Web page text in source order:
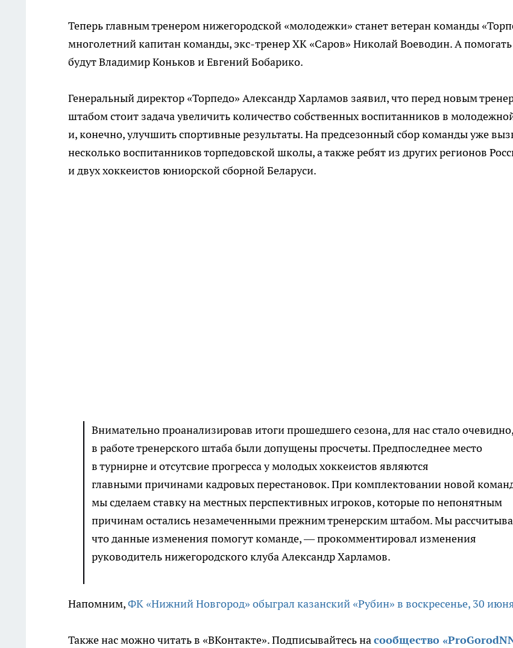
Теперь главным тренером нижегородской «молодежки» станет ветеран команды
многолетний капитан команды, экс-тренер ХК «Саров» Николай Воеводин. А
будут Владимир Коньков и Евгений Бобарико.
Генеральный директор «Торпедо» Александр Харламов заявил, что перед новым
штабом стоит задача увеличить количество собственных воспитанников в
и, конечно, улучшить спортивные результаты. На предсезонный сбор команды уже
несколько воспитанников торпедовской школы, а также ребят из других регионов
и двух хоккеистов юниорской сборной Беларуси.
Внимательно проанализировав итоги прошедшего сезона, для нас стало
в работе тренерского штаба были допущены просчеты. Предпоследнее место
в турнирне и отсутсвие прогресса у молодых хоккеистов являются
главными причинами кадровых перестановок. При комплектовании новой
мы сделаем ставку на местных перспективных игроков, которые по непонятным
причинам остались незамеченными прежним тренерским штабом. Мы
что данные изменения помогут команде, — прокомментировал изменения
руководитель нижегородского клуба Александр Харламов.
Напомним,ФК «Нижний Новгород» обыграл казанский «Рубин» в воскресенье, 30
Также нас можно читать в «ВКонтакте». Подписывайтесь насообщество